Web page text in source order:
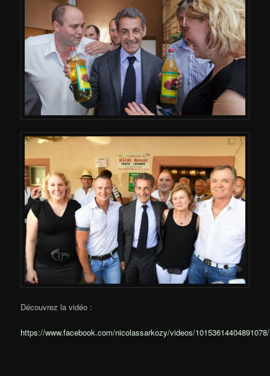
Découvrez la vidéo :
https://www.facebook.com/nicolassarkozy/videos/10153614404891078/